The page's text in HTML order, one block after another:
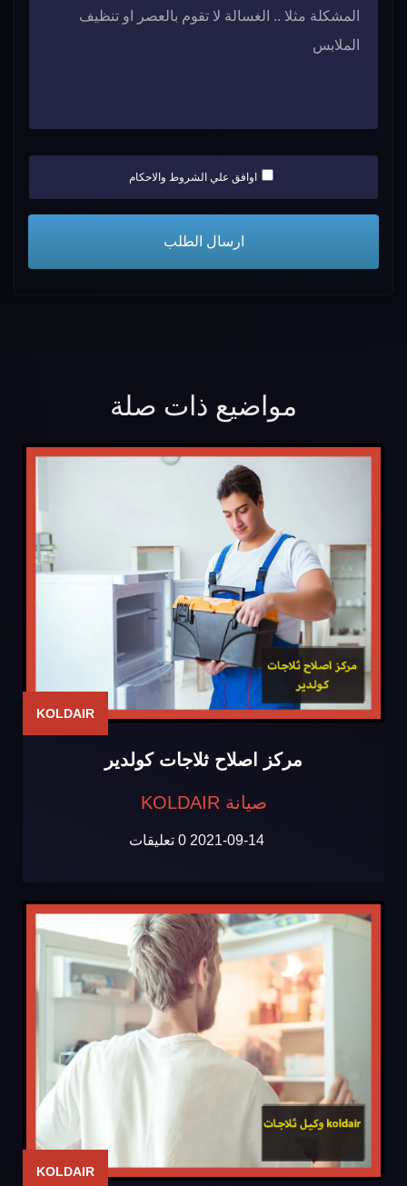
اوافق علي الشروط والاحكام
مواضيع ذات صلة
KOLDAIR
مركز اصلاح ثلاجات كولدير
صيانة KOLDAIR
2021-09-14 0 تعليقات
KOLDAIR